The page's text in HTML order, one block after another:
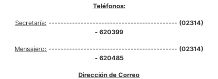
Teléfonos:
Secretaría: -------------------------------------------- (02314)
- 620399
Mensajero: -------------------------------------------- (02314)
- 620485
Dirección de Correo